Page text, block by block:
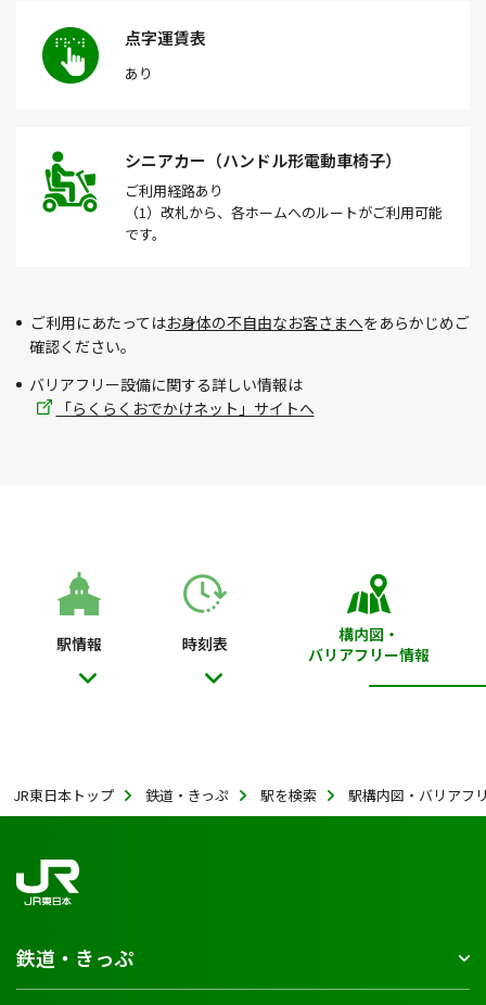
点字運賃表
あり
シニアカー（ハンドル形電動車椅子）
ご利用経路あり
（1）改札から、各ホームへのルートがご利用可能
です。
ご利用にあたってはお身体の不自由なお客さまへをあらかじめご
確認ください。
バリアフリー設備に関する詳しい情報は
「らくらくおでかけネット」サイトへ
駅情報 時刻表
構内図・
バリアフリー情報
JR東日本トップ 鉄道・きっぷ 駅を検索 駅構内図・バリアフ
鉄道・きっぷ